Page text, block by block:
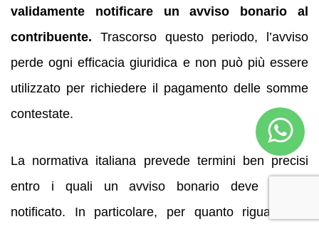
validamente notificare un avviso bonario al
contribuente. Trascorso questo periodo, l’avviso
perde ogni efficacia giuridica e non può più essere
utilizzato per richiedere il pagamento delle somme
contestate.
La normativa italiana prevede termini ben precisi
entro i quali un avviso bonario deve essere
notificato. In particolare, per quanto riguarda le